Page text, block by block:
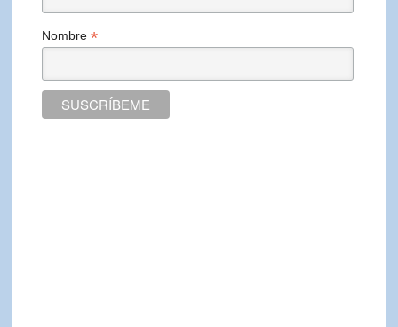
Nombre*